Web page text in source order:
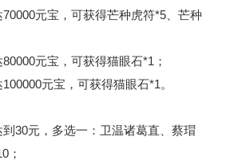
元宝，可获得芒种虎符*5、芒种
元宝，可获得猫眼石*1；
元宝，可获得猫眼石*1。
30元，多选一：卫温诸葛直、蔡瑁
；